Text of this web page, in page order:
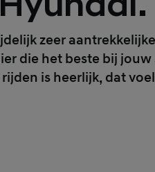
zeer
die het beste bij
is heerlijk, dat